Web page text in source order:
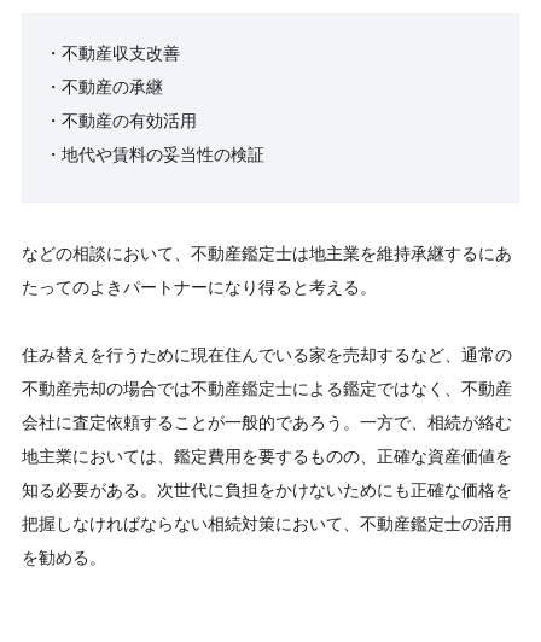
・不動産収支改善
・不動産の承継
・不動産の有効活用
・地代や賃料の妥当性の検証
などの相談において、不動産鑑定士は地主業を維持承継するにあ
たってのよきパートナーになり得ると考える。
住み替えを行うために現在住んでいる家を売却するなど、通常の
不動産売却の場合では不動産鑑定士による鑑定ではなく、不動産
会社に査定依頼することが一般的であろう。一方で、相続が絡む
地主業においては、鑑定費用を要するものの、正確な資産価値を
知る必要がある。次世代に負担をかけないためにも正確な価格を
把握しなければならない相続対策において、不動産鑑定士の活用
を勧める。